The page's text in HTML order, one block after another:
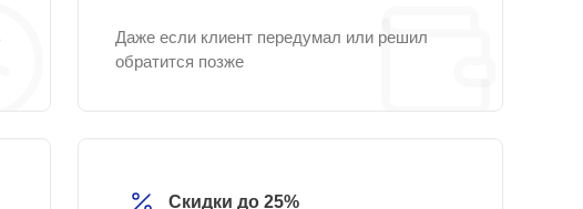
Даже если клиент передумал или решил
обратится позже
Скидки до 25%